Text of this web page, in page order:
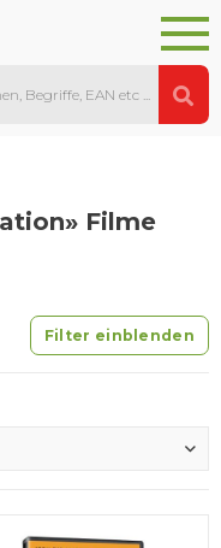
Filme
Filter einblenden